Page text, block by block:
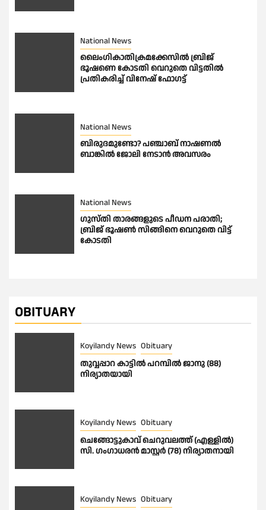
National News
ലൈംഗികാതിക്രമക്കേസിൽ ബ്രിജ്
ഭൂഷണെ കോടതി വെറുതെ വിട്ടതിൽ
പ്രതികരിച്ച് വിനേഷ് ഫോഗട്ട്
National News
ബിരുദമുണ്ടോ? പഞ്ചാബ് നാഷണൽ
ബാങ്കിൽ ജോലി നേടാൻ അവസരം
National News
ഗുസ്തി താരങ്ങളുടെ പീഡന പരാതി;
ബ്രിജ് ഭൂഷണ്‍ സിങ്ങിനെ വെറുതെ വിട്ട്
കോടതി
OBITUARY
Koyilandy News Obituary
തുവ്വപ്പാറ കാട്ടിൽ പറമ്പിൽ ജാനു (88)
നിര്യാതയായി
Koyilandy News Obituary
ചെങ്ങോട്ടുകാവ് ചെറുവലത്ത് (എള്ളിൽ)
സി. ഗംഗാധരൻ മാസ്റ്റർ (78) നിര്യാതനായി
Koyilandy News Obituary